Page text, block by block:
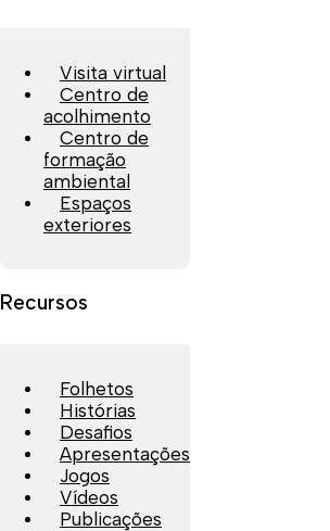
Visita virtual
Centro de
acolhimento
Centro de
formação
ambiental
Espaços
exteriores
Recursos
Folhetos
Histórias
Desafios
Apresentações
Jogos
Vídeos
Publicações